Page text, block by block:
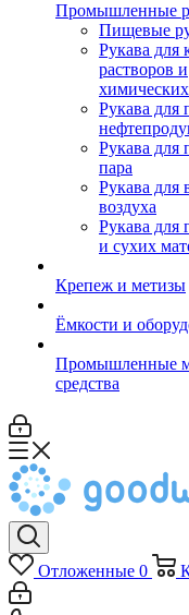
Промышленные
Пищевые
Рукава для
растворов и
Рукава для
Рукава для
пара
Рукава для
воздуха
Рукава для
и сухих
Крепеж и метизы
Ёмкости и
Промышленные
средства
Отложенные 0